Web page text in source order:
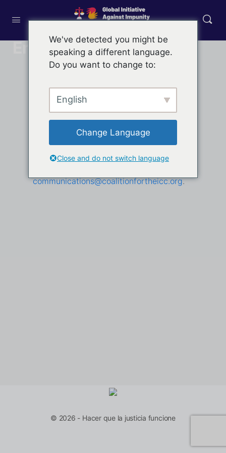
Error
Se ha producido un error:
Se ha producido un error
Si sigue experimentando este problema,
póngase en contacto con nuestro equipo
communications@coalitionfortheicc.org.
© 2026 - Hacer que la justicia funcione
We've detected you might be
speaking a different language.
Do you want to change to:
English
Change Language
Close and do not switch language